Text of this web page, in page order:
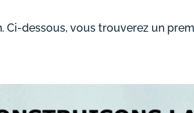
Ci-dessous, vous trouverez un